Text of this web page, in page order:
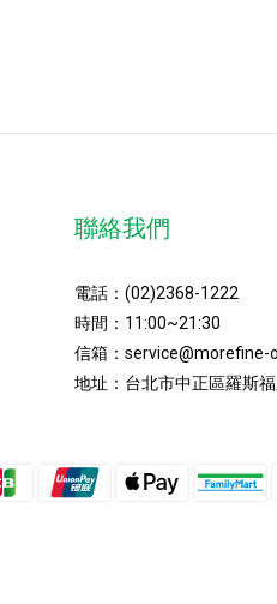
聯絡我們
電話： (02)2368-1222
時間：11:00~21:30
信箱： service@morefine-
地址： 台北市中正區羅斯